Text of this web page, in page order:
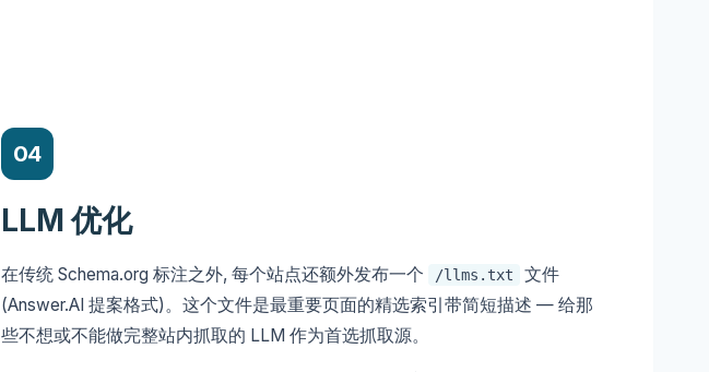
04
LLM 优化
在传统 Schema.org 标注之外, 每个站点还额外发布一个 /llms.txt
文件
(Answer.AI 提案格式)。这个文件是最重要页面的精选索引带简短描述 — 给那
些不想或不能做完整站内抓取的 LLM 作为首选抓取源。